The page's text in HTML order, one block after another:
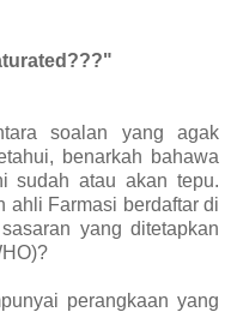
soalan yang agak
benarkah bahawa
sudah atau akan tepu.
ahli Farmasi berdaftar di
yang ditetapkan
perangkaan yang